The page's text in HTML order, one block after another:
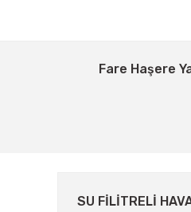
Fare Haşere
SU FILITRELI